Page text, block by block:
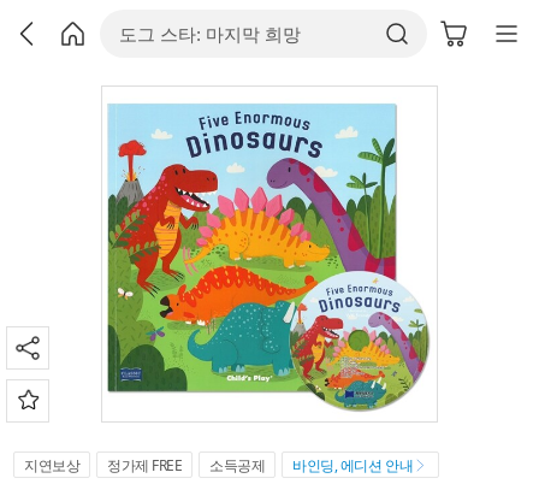
지연보상 정가제 FREE 소득공제 바인딩, 에디션 안내